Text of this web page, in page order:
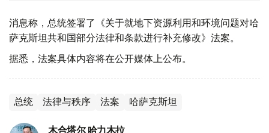
消息称，总统签署了《关于就地下资源利用和环境问题对哈
萨克斯坦共和国部分法律和条款进行补充修改》法案。
据悉，法案具体内容将在公开媒体上公布。
总统 法律与秩序 法案 哈萨克斯坦
木合塔尔 哈力木拉